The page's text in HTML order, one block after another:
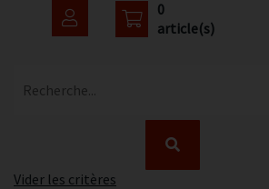
0
article(s)
Recherche...
Vider les critères